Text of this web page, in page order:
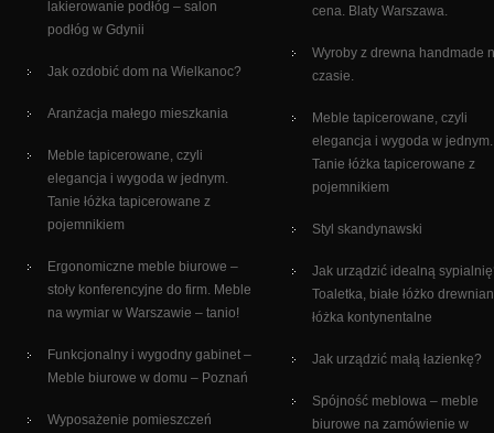
lakierowanie podłóg – salon
podłóg w Gdynii
Jak ozdobić dom na Wielkanoc?
Aranżacja małego mieszkania
Meble tapicerowane, czyli
elegancja i wygoda w jednym.
Tanie łóżka tapicerowane z
pojemnikiem
Ergonomiczne meble biurowe –
stoły konferencyjne do firm. Meble
na wymiar w Warszawie – tanio!
Funkcjonalny i wygodny gabinet –
Meble biurowe w domu – Poznań
Wyposażenie pomieszczeń
cena. Blaty Warszawa.
Wyroby z drewna handmade
czasie.
Meble tapicerowane, czyli
elegancja i wygoda w jednym.
Tanie łóżka tapicerowane z
pojemnikiem
Styl skandynawski
Jak urządzić idealną
Toaletka, białe łóżko
łóżka kontynentalne
Jak urządzić małą łazienkę?
Spójność meblowa – meble
biurowe na zamówienie w